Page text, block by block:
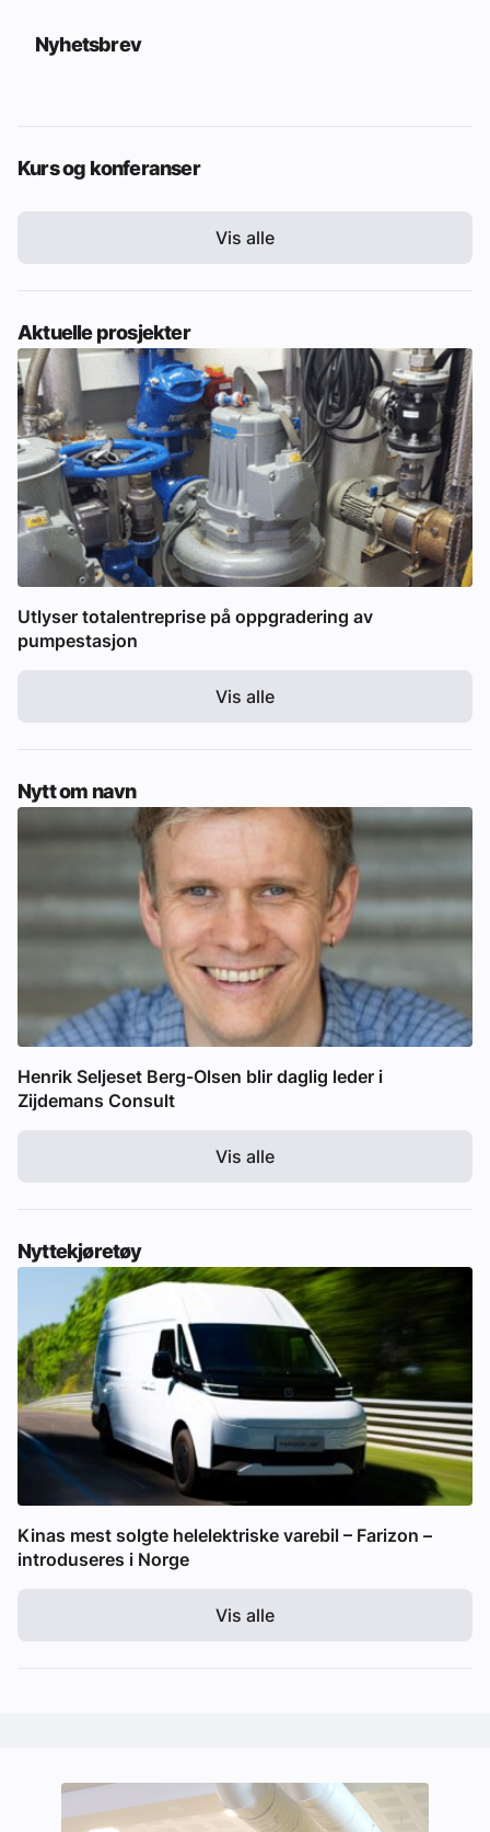
Nyhetsbrev
Kurs og konferanser
Vis alle
Aktuelle prosjekter
Utlyser totalentreprise på oppgradering av
pumpestasjon
Vis alle
Nytt om navn
Henrik Seljeset Berg-Olsen blir daglig leder i
Zijdemans Consult
Vis alle
Nyttekjøretøy
Kinas mest solgte helelektriske varebil – Farizon –
introduseres i Norge
Vis alle